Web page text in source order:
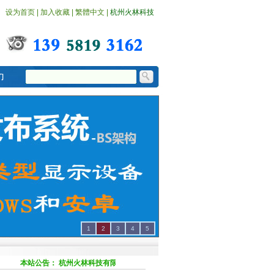
设为首页 加入收藏 繁體中文 杭州火林科技
1 2 3 4 5
本站公告： 杭州火林科技有限公司提供新广告机播放盒